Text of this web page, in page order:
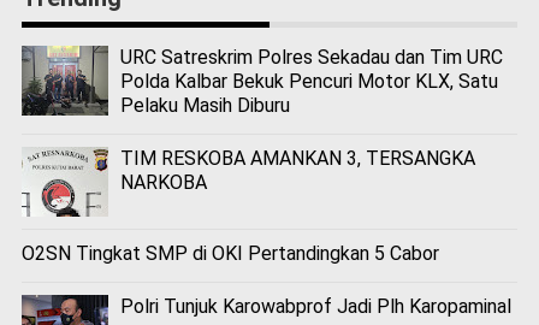
URC Satreskrim Polres Sekadau dan Tim URC
Polda Kalbar Bekuk Pencuri Motor KLX, Satu
Pelaku Masih Diburu
TIM RESKOBA AMANKAN 3, TERSANGKA
NARKOBA
O2SN Tingkat SMP di OKI Pertandingkan 5 Cabor
Polri Tunjuk Karowabprof Jadi Plh Karopaminal